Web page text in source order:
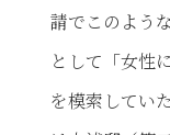
請でこのよう
として「女性
を模索してい